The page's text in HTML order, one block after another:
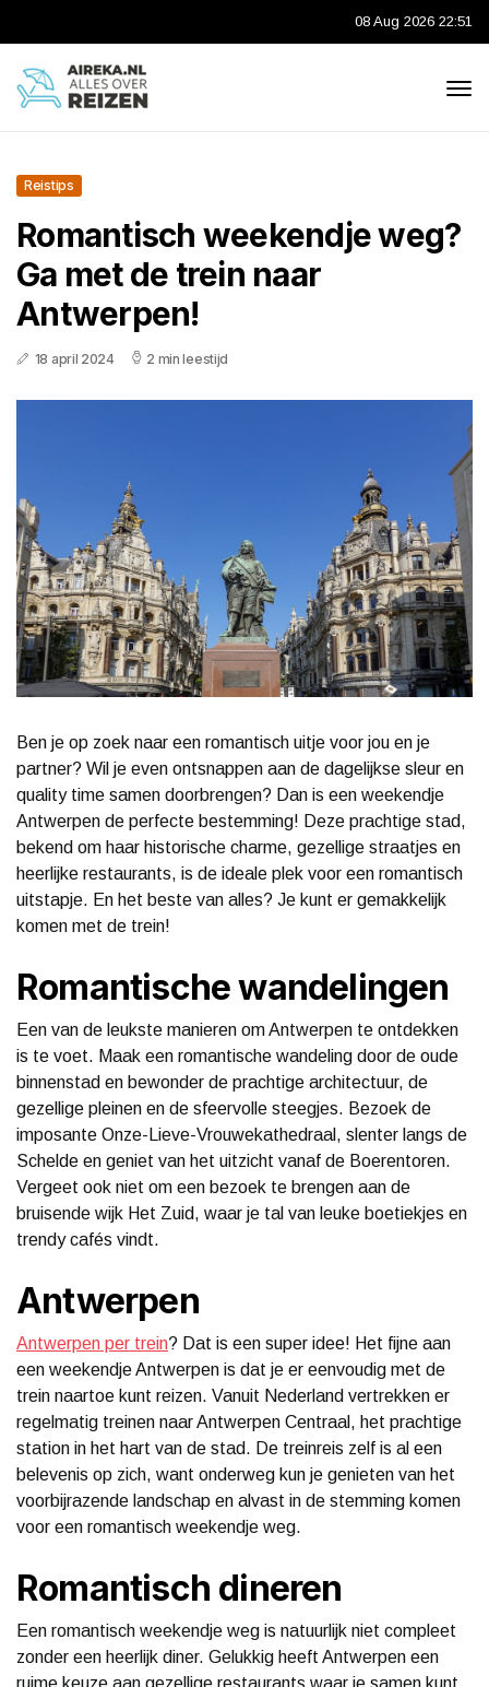
08 Aug 2026 22:51
Reistips
Romantisch weekendje weg?
Ga met de trein naar
Antwerpen!
18 april 2024 2 min leestijd
Ben je op zoek naar een romantisch uitje voor jou en je
partner? Wil je even ontsnappen aan de dagelijkse sleur en
quality time samen doorbrengen? Dan is een weekendje
Antwerpen de perfecte bestemming! Deze prachtige stad,
bekend om haar historische charme, gezellige straatjes en
heerlijke restaurants, is de ideale plek voor een romantisch
uitstapje. En het beste van alles? Je kunt er gemakkelijk
komen met de trein!
Romantische wandelingen
Een van de leukste manieren om Antwerpen te ontdekken
is te voet. Maak een romantische wandeling door de oude
binnenstad en bewonder de prachtige architectuur, de
gezellige pleinen en de sfeervolle steegjes. Bezoek de
imposante Onze-Lieve-Vrouwekathedraal, slenter langs de
Schelde en geniet van het uitzicht vanaf de Boerentoren.
Vergeet ook niet om een bezoek te brengen aan de
bruisende wijk Het Zuid, waar je tal van leuke boetiekjes en
trendy cafés vindt.
Antwerpen
Antwerpen per trein? Dat is een super idee! Het fijne aan
een weekendje Antwerpen is dat je er eenvoudig met de
trein naartoe kunt reizen. Vanuit Nederland vertrekken er
regelmatig treinen naar Antwerpen Centraal, het prachtige
station in het hart van de stad. De treinreis zelf is al een
belevenis op zich, want onderweg kun je genieten van het
voorbijrazende landschap en alvast in de stemming komen
voor een romantisch weekendje weg.
Romantisch dineren
Een romantisch weekendje weg is natuurlijk niet compleet
zonder een heerlijk diner. Gelukkig heeft Antwerpen een
ruime keuze aan gezellige restaurants waar je samen kunt